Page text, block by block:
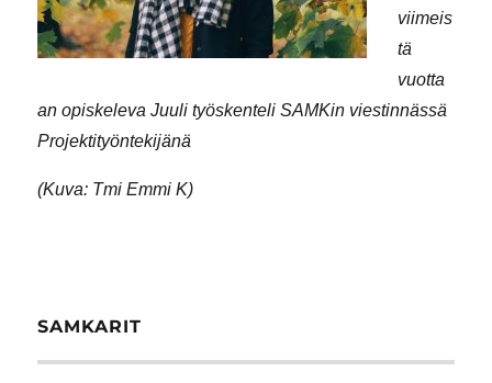
viimeis
tä
vuotta
an opiskeleva Juuli työskenteli SAMKin viestinnässä
Projektityöntekijänä
(Kuva: Tmi Emmi K)
SAMKARIT